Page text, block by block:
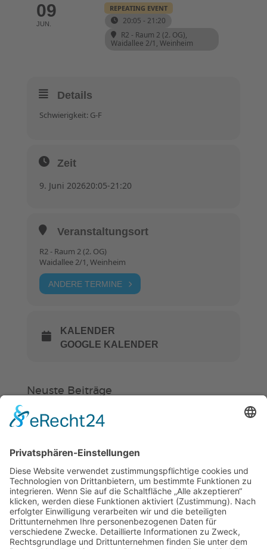
09
JUN.
REPEATING EVENT
20:05 - 21:20
R2 - Raum 2 (2. OG),
Waidallee 2/1, Weinheim
Details
Schwierigkeit: G-F
Zeit
9. Juni 202620:05-21:20
Veranstaltungsort
R2 - Raum 2 (2. OG)
Waidallee 2/1, Weinheim
ANDERE TERMINE
KALENDER
GOOGLE KALENDER
Neuste Beiträge
Verein
Schwimmabzeichen“
Sommercamps: Fußball, Tanz oder
Hockey